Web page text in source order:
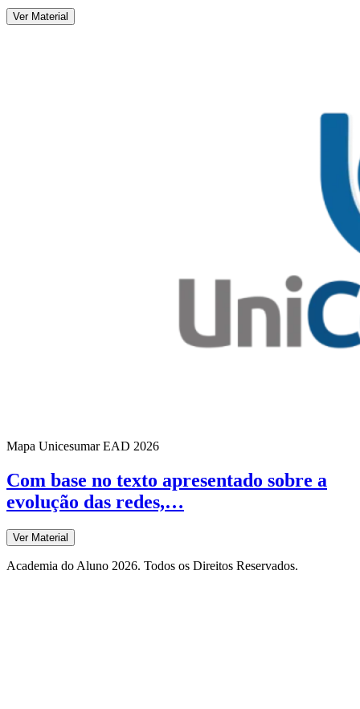
Ver Material
Mapa Unicesumar EAD 2026
Com base no texto apresentado sobre a
evolução das redes,…
Ver Material
Academia do Aluno 2026. Todos os Direitos Reservados.